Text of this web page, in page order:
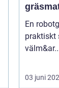
En
praktiskt
03 juni